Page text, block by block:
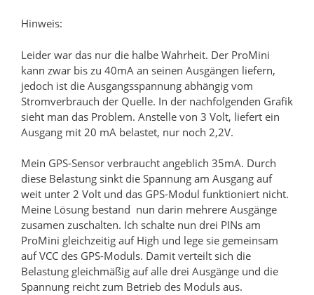
Hinweis:
Leider war das nur die halbe Wahrheit. Der ProMini
kann zwar bis zu 40mA an seinen Ausgängen liefern,
jedoch ist die Ausgangsspannung abhängig vom
Stromverbrauch der Quelle. In der nachfolgenden Grafik
sieht man das Problem. Anstelle von 3 Volt, liefert ein
Ausgang mit 20 mA belastet, nur noch 2,2V.
Mein GPS-Sensor verbraucht angeblich 35mA. Durch
diese Belastung sinkt die Spannung am Ausgang auf
weit unter 2 Volt und das GPS-Modul funktioniert nicht.
Meine Lösung bestand nun darin mehrere Ausgänge
zusamen zuschalten. Ich schalte nun drei PINs am
ProMini gleichzeitig auf High und lege sie gemeinsam
auf VCC des GPS-Moduls. Damit verteilt sich die
Belastung gleichmäßig auf alle drei Ausgänge und die
Spannung reicht zum Betrieb des Moduls aus.